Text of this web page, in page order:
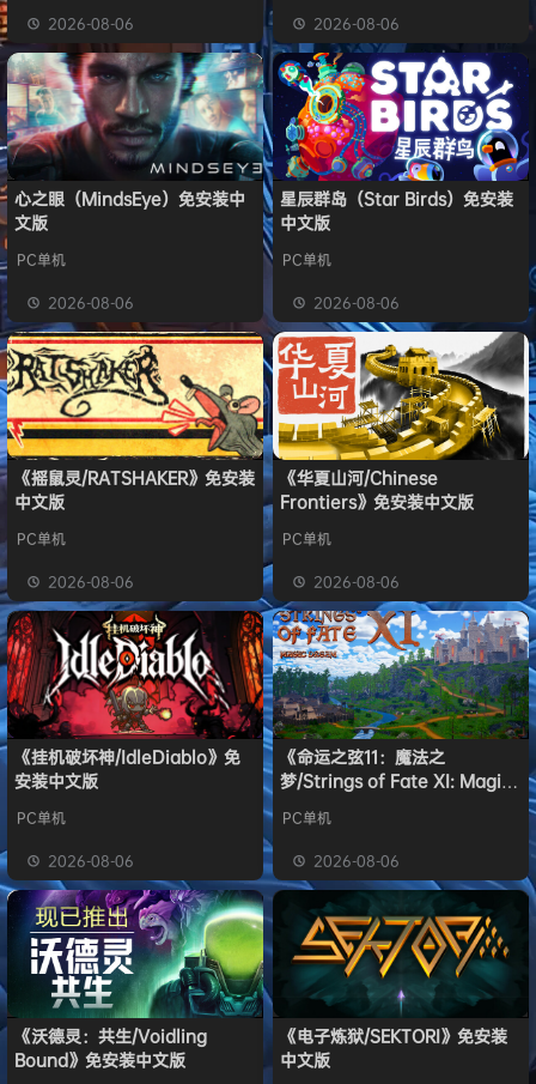
2026-08-06 2026-08-06
心之眼（MindsEye）免安装中
文版
PC单机
2026-08-06
星辰群岛（Star Birds）免安装
中文版
PC单机
2026-08-06
《摇鼠灵/RATSHAKER》免安装
中文版
PC单机
2026-08-06
《华夏山河/Chinese
Frontiers》免安装中文版
PC单机
2026-08-06
《挂机破坏神/IdleDiablo》免
安装中文版
PC单机
2026-08-06
《命运之弦11：魔法之
梦/Strings of Fate XI: Magic
PC单机
2026-08-06
《沃德灵：共生/Voidling
Bound》免安装中文版
《电子炼狱/SEKTORI》免安装
中文版